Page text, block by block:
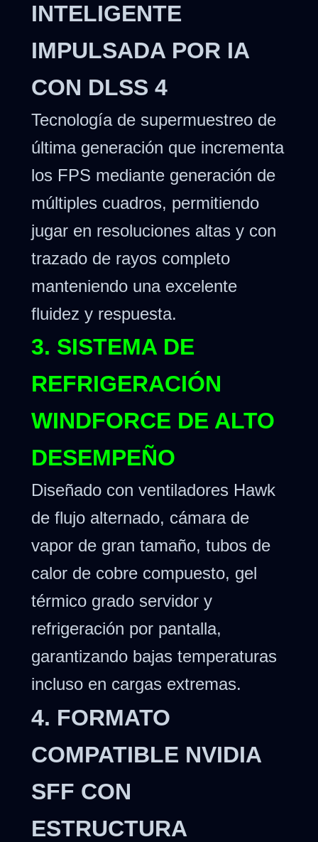
INTELIGENTE
IMPULSADA POR IA
CON DLSS 4
Tecnología de supermuestreo de
última generación que incrementa
los FPS mediante generación de
múltiples cuadros, permitiendo
jugar en resoluciones altas y con
trazado de rayos completo
manteniendo una excelente
fluidez y respuesta.
3. SISTEMA DE
REFRIGERACIÓN
WINDFORCE DE ALTO
DESEMPEÑO
Diseñado con ventiladores Hawk
de flujo alternado, cámara de
vapor de gran tamaño, tubos de
calor de cobre compuesto, gel
térmico grado servidor y
refrigeración por pantalla,
garantizando bajas temperaturas
incluso en cargas extremas.
4. FORMATO
COMPATIBLE NVIDIA
SFF CON
ESTRUCTURA